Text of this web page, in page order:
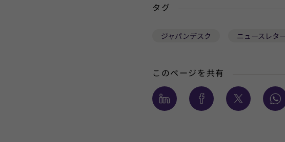
タグ
ジャパンデスク ニュースレタ
このページを共有